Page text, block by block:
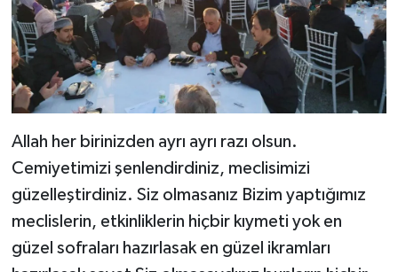
Allah her birinizden ayrı ayrı razı olsun.
Cemiyetimizi şenlendirdiniz, meclisimizi
güzelleştirdiniz. Siz olmasanız Bizim yaptığımız
meclislerin, etkinliklerin hiçbir kıymeti yok en
güzel sofraları hazırlasak en güzel ikramları